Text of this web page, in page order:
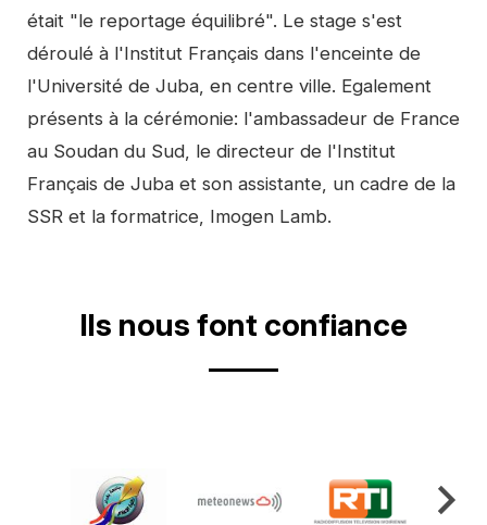
était "le reportage équilibré". Le stage s'est
déroulé à l'Institut Français dans l'enceinte de
l'Université de Juba, en centre ville. Egalement
présents à la cérémonie: l'ambassadeur de France
au Soudan du Sud, le directeur de l'Institut
Français de Juba et son assistante, un cadre de la
SSR et la formatrice, Imogen Lamb.
Ils nous font confiance